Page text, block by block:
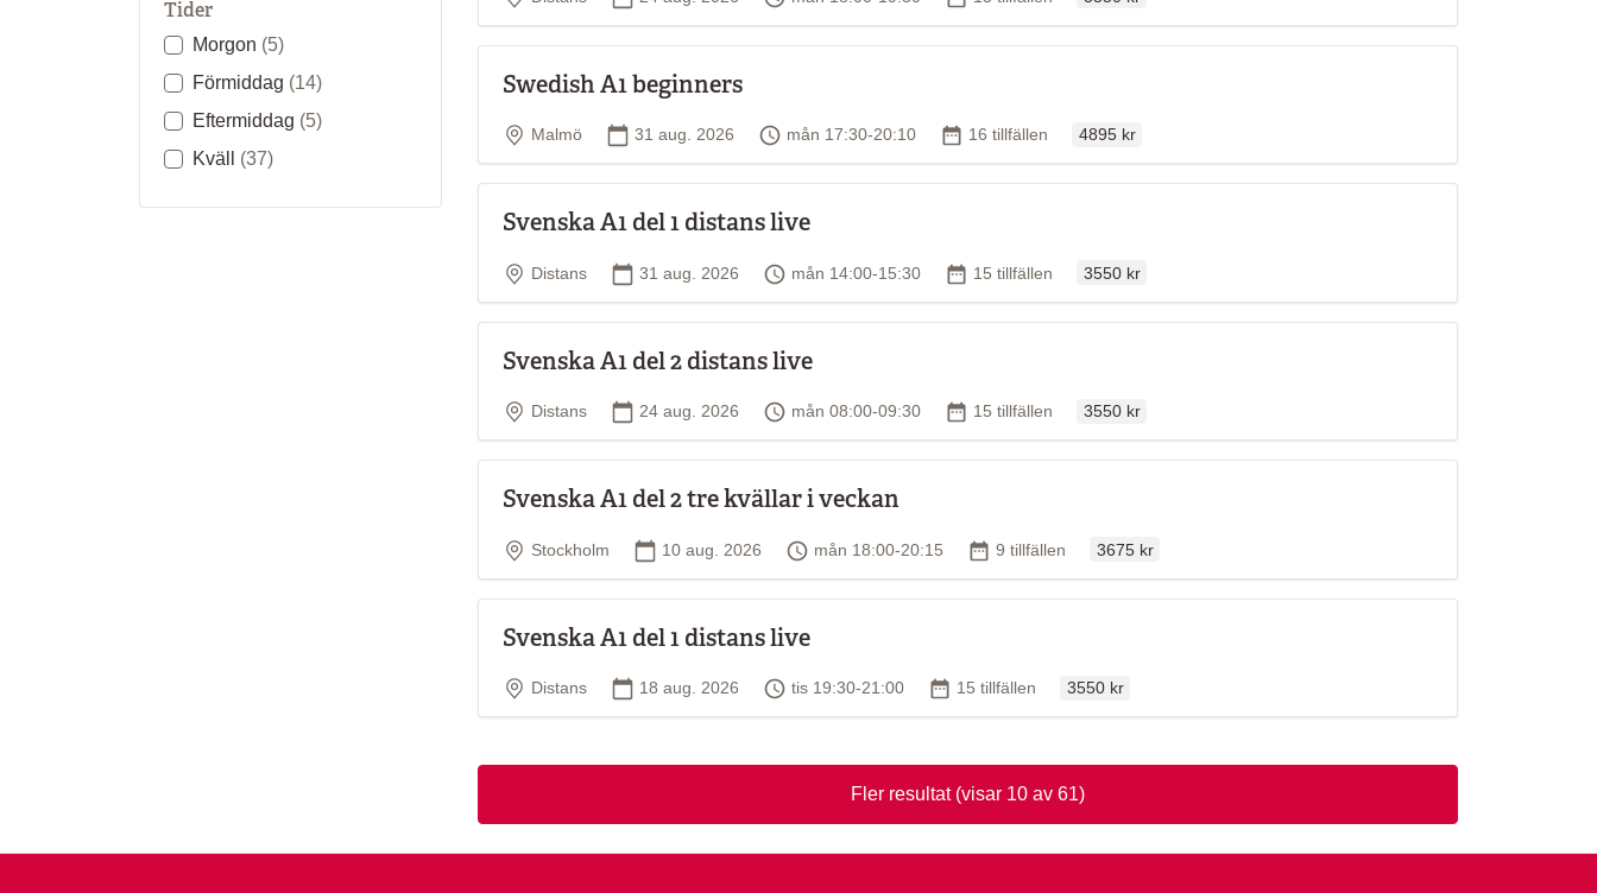
Tider
Morgon (5)
Förmiddag (14)
Eftermiddag (5)
Kväll (37)
Swedish A1 beginners
Plats
Malmö Startdatum
31 aug. 2026 Tid
mån 17:30-20:10 Antal tillfällen
16 tillfällen 4895 kr
Svenska A1 del 1 distans live
Plats
Distans Startdatum
31 aug. 2026 Tid
mån 14:00-15:30 Antal tillfällen
15 tillfällen 3550 kr
Svenska A1 del 2 distans live
Plats
Distans Startdatum
24 aug. 2026 Tid
mån 08:00-09:30 Antal tillfällen
15 tillfällen 3550 kr
Svenska A1 del 2 tre kvällar i veckan
Plats
Stockholm Startdatum
10 aug. 2026 Tid
mån 18:00-20:15 Antal tillfällen
9 tillfällen 3675 kr
Svenska A1 del 1 distans live
Plats
Distans Startdatum
18 aug. 2026 Tid
tis 19:30-21:00 Antal tillfällen
15 tillfällen 3550 kr
Fler resultat (visar 10 av 61)